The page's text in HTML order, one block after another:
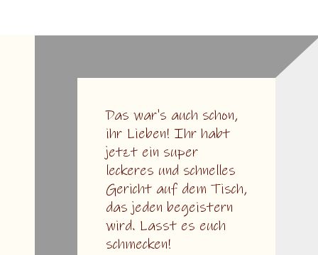
Das war's auch schon,
ihr Lieben! Ihr habt
jetzt ein super
leckeres und schnelles
Gericht auf dem Tisch,
das jeden begeistern
wird. Lasst es euch
schmecken!